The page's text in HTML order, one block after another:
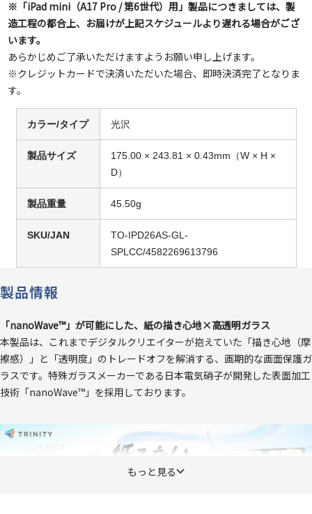
※「iPad mini（A17 Pro / 第6世代）用」製品につきましては、製
造工程の都合上、お届けが上記スケジュールより遅れる場合がござ
います。
あらかじめご了承いただけますようお願い申し上げます。
※クレジットカードで決済いただいた場合、即時決済完了となりま
す。
カラー/タイプ 光沢
製品サイズ
175.00 × 243.81 × 0.43mm（W × H ×
D）
製品重量 45.50g
SKU/JAN
TO-IPD26AS-GL-
SPLCC/4582269613796
製品情報
「nanoWave™」が可能にした、紙の描き心地×高透明ガラス
本製品は、これまでデジタルクリエイターが抱えていた「描き心地（摩
擦感）」と「透明度」のトレードオフを解消する、画期的な画面保護ガ
ラスです。特殊ガラスメーカーである日本電気硝子が開発した表面加工
技術「nanoWave™」を採用しております。
もっと見る